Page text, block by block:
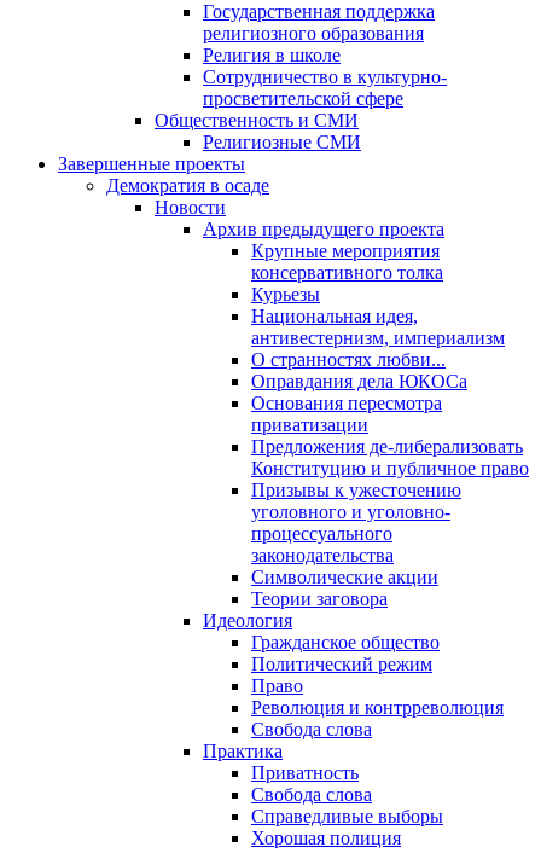
Государственная поддержка
религиозного образования
Религия в школе
Сотрудничество в культурно-
просветительской сфере
Общественность и СМИ
Религиозные СМИ
Завершенные проекты
Демократия в осаде
Новости
Архив предыдущего проекта
Крупные мероприятия
консервативного толка
Курьезы
Национальная идея,
антивестернизм, империализм
О странностях любви...
Оправдания дела ЮКОСа
Основания пересмотра
приватизации
Предложения де-либерализовать
Конституцию и публичное право
Призывы к ужесточению
уголовного и уголовно-
процессуального
законодательства
Символические акции
Теории заговора
Идеология
Гражданское общество
Политический режим
Право
Революция и контрреволюция
Свобода слова
Практика
Приватность
Свобода слова
Справедливые выборы
Хорошая полиция